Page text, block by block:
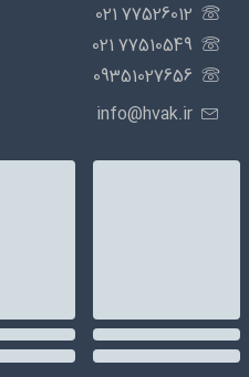
77526012 021
77510549 021
09351027656
info@hvak.ir